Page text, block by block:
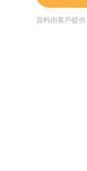
資料由客戶提供